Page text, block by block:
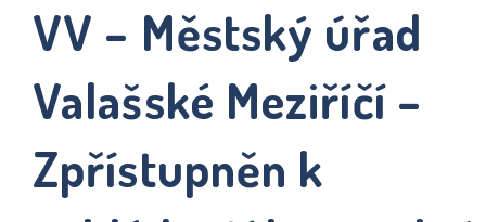
VV – Městský úřad
Valašské Meziříčí –
Zpřístupněn k